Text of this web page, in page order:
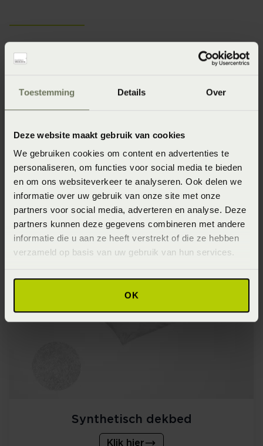
Toestemming Details Over
Deze website maakt gebruik van cookies
We gebruiken cookies om content en advertenties te
personaliseren, om functies voor social media te bieden
en om ons websiteverkeer te analyseren. Ook delen we
informatie over uw gebruik van onze site met onze
partners voor social media, adverteren en analyse. Deze
partners kunnen deze gegevens combineren met andere
informatie die u aan ze heeft verstrekt of die ze hebben
verzameld op basis van uw gebruik van hun services.
OK
Type dekbedden
Dons dekbed
Synthetisch dekbed
Klik hier